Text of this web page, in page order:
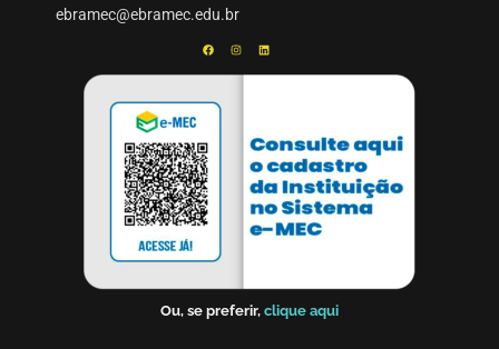
ebramec@ebramec.edu.br
Ou, se preferir, clique aqui